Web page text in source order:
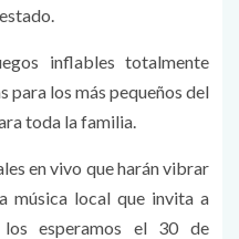
inflables totalmente
los más pequeños del
toda la familia.
en vivo que harán vibrar
música local que invita a
esperamos el 30 de